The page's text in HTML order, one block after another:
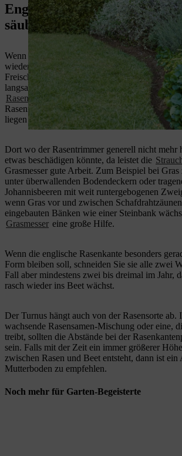
Englische Rasenkante
säubern
Wenn die englische Rasenkante ausgefranst ist
wieder deutlich über die Kante wächst, fahren
Freischneider, zum Beispiel aus dem STIHL
langsam an der Kante entlang. Trimmen Sie
Rasenmähen, dann können Sie die Schnipsel
Rasenmäher aufnehmen. Im Beet können die
liegen bleiben.
Dort wo der Rasentrimmer generell nicht mehr
etwas beschädigen könnte, da leistet die
Grasmesser gute Arbeit. Zum Beispiel bei Gras
unter überwallenden Bodendeckern oder
Johannisbeeren mit weit runtergebogenen
wenn Gras vor und zwischen
eingebauten Bänken wie einer Steinbank
Grasmesser eine große Hilfe.
Wenn die englische Rasenkante besonders
Form bleiben soll, schneiden Sie sie alle zwei
Fall aber mindestens zwei bis dreimal im Jahr,
rasch wieder ins Beet wächst.
Der Turnus hängt auch von der Rasensorte ab.
wachsende Rasensamen-Mischung oder eine,
treibt, sollten die Abstände bei der
sein. Falls mit der Zeit ein immer größerer
zwischen Rasen und Beet entsteht, dann ist
Mutterboden zu empfehlen.
Noch mehr für Garten-Begeisterte